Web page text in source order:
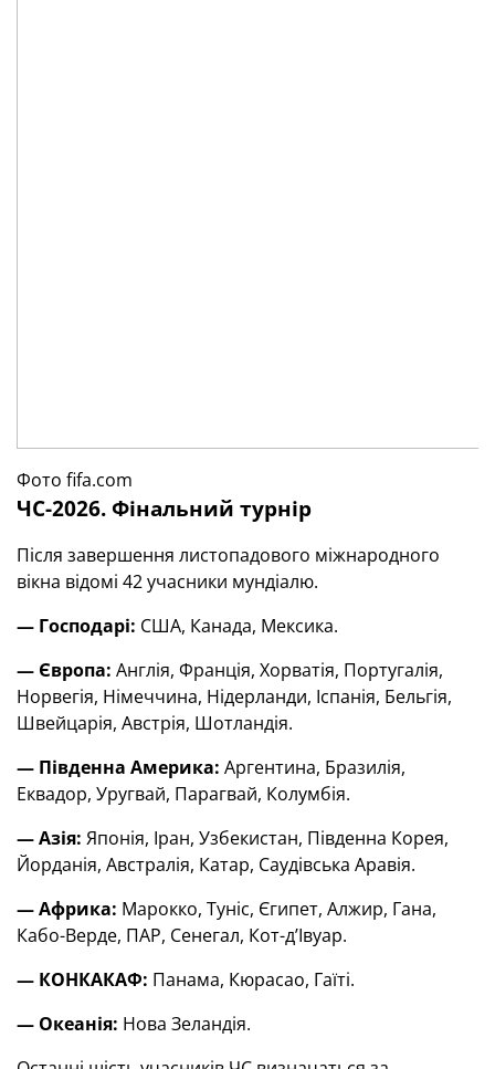
Фото fifa.com
ЧС-2026. Фінальний турнір
Після завершення листопадового міжнародного
вікна відомі 42 учасники мундіалю.
— Господарі: США, Канада, Мексика.
— Європа: Англія, Франція, Хорватія, Португалія,
Норвегія, Німеччина, Нідерланди, Іспанія, Бельгія,
Швейцарія, Австрія, Шотландія.
— Південна Америка: Аргентина, Бразилія,
Еквадор, Уругвай, Парагвай, Колумбія.
— Азія: Японія, Іран, Узбекистан, Південна Корея,
Йорданія, Австралія, Катар, Саудівська Аравія.
— Африка: Марокко, Туніс, Єгипет, Алжир, Гана,
Кабо-Верде, ПАР, Сенегал, Кот-д’Івуар.
— КОНКАКАФ: Панама, Кюрасао, Гаїті.
— Океанія: Нова Зеландія.